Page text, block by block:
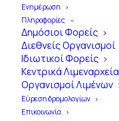
Ενημέρωση
Πληροφορίες
Δημόσιοι Φορείς
Διεθνείς Οργανισμοί
Ιδιωτικοί Φορείς
Κεντρικά Λιμεναρχεία
Οργανισμοί Λιμένων
Εύρεση δρομολογίων
Επικοινωνία